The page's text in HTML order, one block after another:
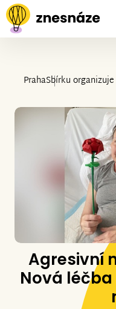
PrahaSbírku organizuje
Agresivní
Nová